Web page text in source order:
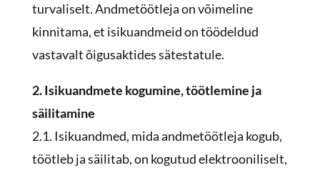
turvaliselt. Andmetöötleja on võimeline
kinnitama, et isikuandmeid on töödeldud
vastavalt õigusaktides sätestatule.
2. Isikuandmete kogumine, töötlemine ja
säilitamine
2.1. Isikuandmed, mida andmetöötleja kogub,
töötleb ja säilitab, on kogutud elektrooniliselt,